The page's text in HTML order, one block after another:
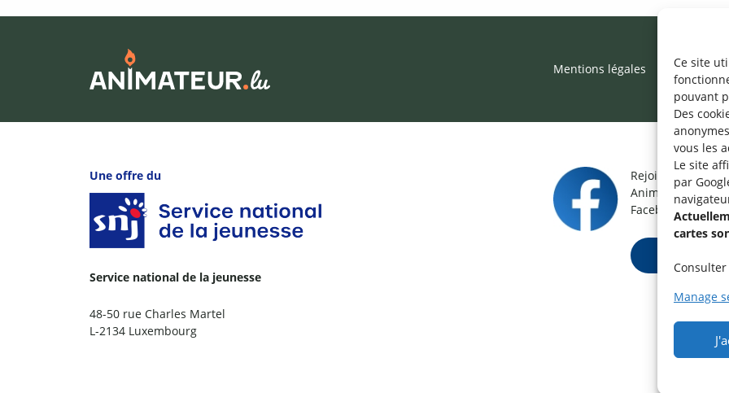
Ce site
pouvant
Des
vous les
Le site
par
cartes
Manage
Mentions légales ©2026 SNJ
Une offre du
Service national de la jeunesse
48-50 rue Charles Martel
L-2134 Luxembourg
Rejoignez le
Animateur /
Facebook.